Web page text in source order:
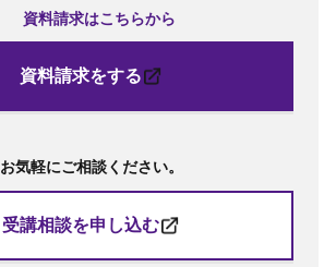
資料請求はこちらから
資料請求をする
お気軽にご相談ください。
受講相談を申し込む